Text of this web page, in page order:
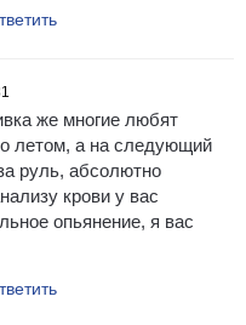
же многие любят
летом, а на следующий
руль, абсолютно
крови у вас
опьянение, я вас